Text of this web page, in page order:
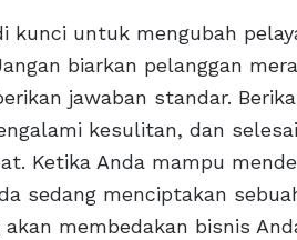
kunci untuk mengubah
biarkan pelanggan
jawaban standar.
kesulitan, dan
Ketika Anda mampu
sedang menciptakan
membedakan bisnis